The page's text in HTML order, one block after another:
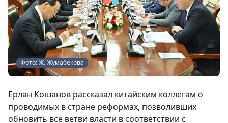
Фото: Ж. Жумабекова
Ерлан Кошанов рассказал китайским коллегам о
проводимых в стране реформах, позволивших
обновить все ветви власти в соответствии с